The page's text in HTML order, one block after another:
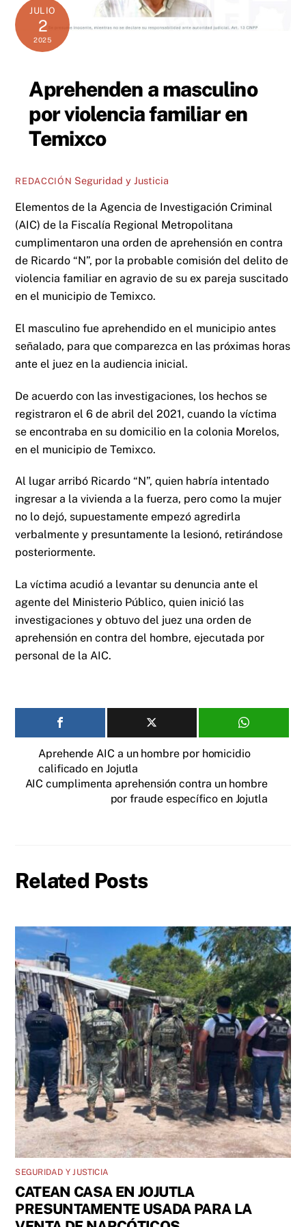
JULIO
2
2025
Aprehenden a masculino
por violencia familiar en
Temixco
REDACCIÓN Seguridad y Justicia
Elementos de la Agencia de Investigación Criminal
(AIC) de la Fiscalía Regional Metropolitana
cumplimentaron una orden de aprehensión en contra
de Ricardo “N”, por la probable comisión del delito de
violencia familiar en agravio de su ex pareja suscitado
en el municipio de Temixco.
El masculino fue aprehendido en el municipio antes
señalado, para que comparezca en las próximas horas
ante el juez en la audiencia inicial.
De acuerdo con las investigaciones, los hechos se
registraron el 6 de abril del 2021, cuando la víctima
se encontraba en su domicilio en la colonia Morelos,
en el municipio de Temixco.
Al lugar arribó Ricardo “N”, quien habría intentado
ingresar a la vivienda a la fuerza, pero como la mujer
no lo dejó, supuestamente empezó agredirla
verbalmente y presuntamente la lesionó, retirándose
posteriormente.
La víctima acudió a levantar su denuncia ante el
agente del Ministerio Público, quien inició las
investigaciones y obtuvo del juez una orden de
aprehensión en contra del hombre, ejecutada por
personal de la AIC.
Aprehende AIC a un hombre por homicidio
calificado en Jojutla
AIC cumplimenta aprehensión contra un hombre
por fraude específico en Jojutla
Related Posts
SEGURIDAD Y JUSTICIA
CATEAN CASA EN JOJUTLA
PRESUNTAMENTE USADA PARA LA